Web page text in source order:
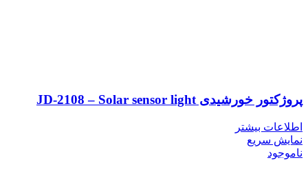
پروژکتور خورشیدی JD-2108 – Solar sensor light
اطلاعات بیشتر
نمایش سریع
ناموجود